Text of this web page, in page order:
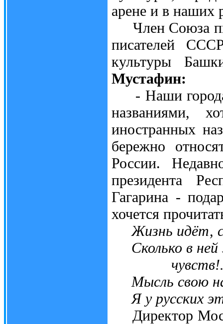
арене и в наших
Член Союза
писателей
культуры
Мустафин:
- Наши
названиями,
иностранных
бережно
России.
президента
Гагарина -
хочется
Жизнь идёт,
Сколько в ней
Мысль свою
Я у русских
Директор